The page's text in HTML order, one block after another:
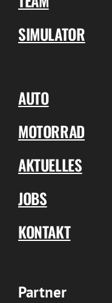
SIMULATOR
AUTO
MOTORRAD
AKTUELLES
JOBS
KONTAKT
Partner